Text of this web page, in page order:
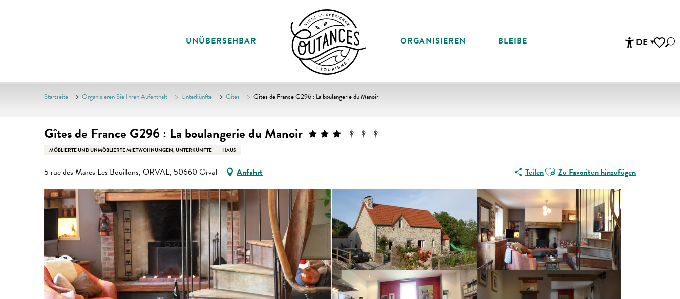
DE
UNÜBERSEHBAR ORGANISIEREN BLEIBE
Startseite Organisieren Sie Ihren Aufenthalt Unterkünfte Gites Gîtes de France G296 : La boulangerie du Manoir
Gîtes de France G296 : La boulangerie du Manoir
MÖBLIERTE UND UNMÖBLIERTE MIETWOHNUNGEN, UNTERKÜNFTE HAUS
5 rue des Mares Les Bouillons, ORVAL, 50660 Orval Anfahrt TeilenAjouter aux favoris
Zu Favoriten hinzufügen